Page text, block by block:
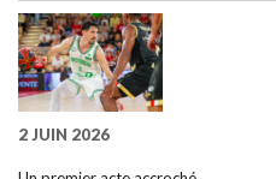
2 JUIN 2026